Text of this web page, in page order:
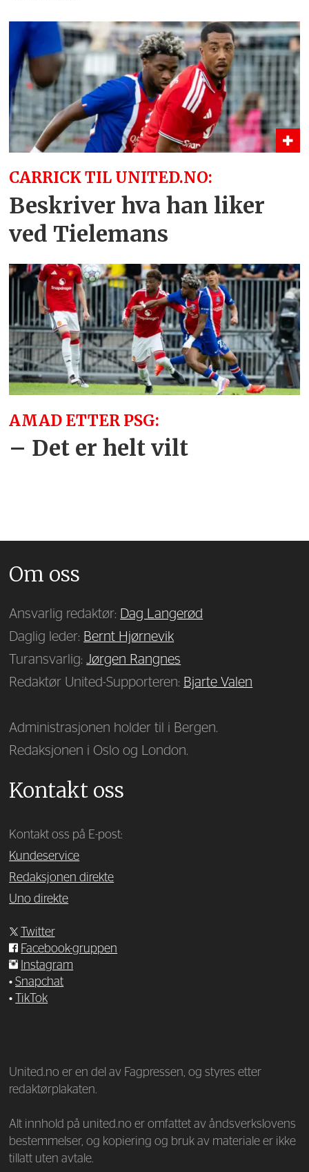
CARRICK TIL UNITED.NO:
Beskriver hva han liker
ved Tielemans
AMAD ETTER PSG:
– Det er helt vilt
Om oss
Ansvarlig redaktør: Dag Langerød
Daglig leder: Bernt Hjørnevik
Turansvarlig:Jørgen Rangnes
Redaktør United-Supporteren: Bjarte Valen
Administrasjonen holder til i Bergen.
Redaksjonen i Oslo og London.
Kontakt oss
Kontakt oss på E-post:
Kundeservice
Redaksjonen direkte
Uno direkte
Twitter
Facebook-gruppen
Instagram
•Snapchat
•
TikTok
United.no er en del av Fagpressen, og styres etter
redaktørplakaten.
Alt innhold på united.no er omfattet av åndsverkslovens
bestemmelser, og kopiering og bruk av materiale er ikke
tillatt uten avtale.